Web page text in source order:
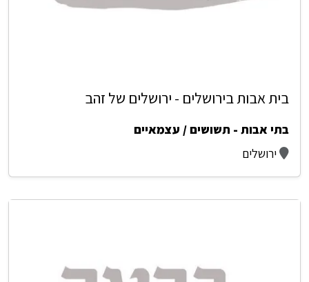
בית אבות בירושלים - ירושלים של זהב
בתי אבות - תשושים / עצמאיים
ירושלים